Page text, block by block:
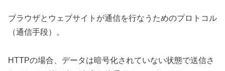
ブラウザとウェブサイトが通信を行なうためのプロトコル
（通信手段）。
HTTPの場合、データは暗号化されていない状態で送信さ